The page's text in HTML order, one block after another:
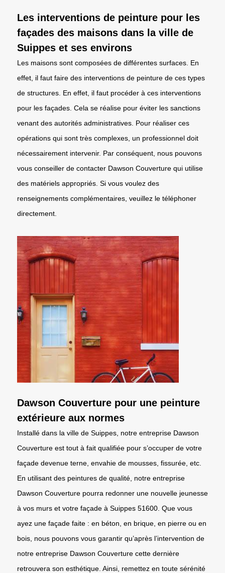
Les interventions de peinture pour les
façades des maisons dans la ville de
Suippes et ses environs
Les maisons sont composées de différentes surfaces. En
effet, il faut faire des interventions de peinture de ces types
de structures. En effet, il faut procéder à ces interventions
pour les façades. Cela se réalise pour éviter les sanctions
venant des autorités administratives. Pour réaliser ces
opérations qui sont très complexes, un professionnel doit
nécessairement intervenir. Par conséquent, nous pouvons
vous conseiller de contacter Dawson Couverture qui utilise
des matériels appropriés. Si vous voulez des
renseignements complémentaires, veuillez le téléphoner
directement.
Dawson Couverture pour une peinture
extérieure aux normes
Installé dans la ville de Suippes, notre entreprise Dawson
Couverture est tout à fait qualifiée pour s’occuper de votre
façade devenue terne, envahie de mousses, fissurée, etc.
En utilisant des peintures de qualité, notre entreprise
Dawson Couverture pourra redonner une nouvelle jeunesse
à vos murs et votre façade à Suippes 51600. Que vous
ayez une façade faite : en béton, en brique, en pierre ou en
bois, nous pouvons vous garantir qu’après l’intervention de
notre entreprise Dawson Couverture cette dernière
retrouvera son esthétique. Ainsi, remettez en toute sérénité